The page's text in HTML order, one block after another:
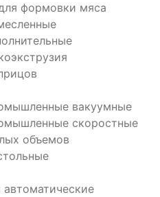
формовки мяса
вакуумные
скоростные
объемов